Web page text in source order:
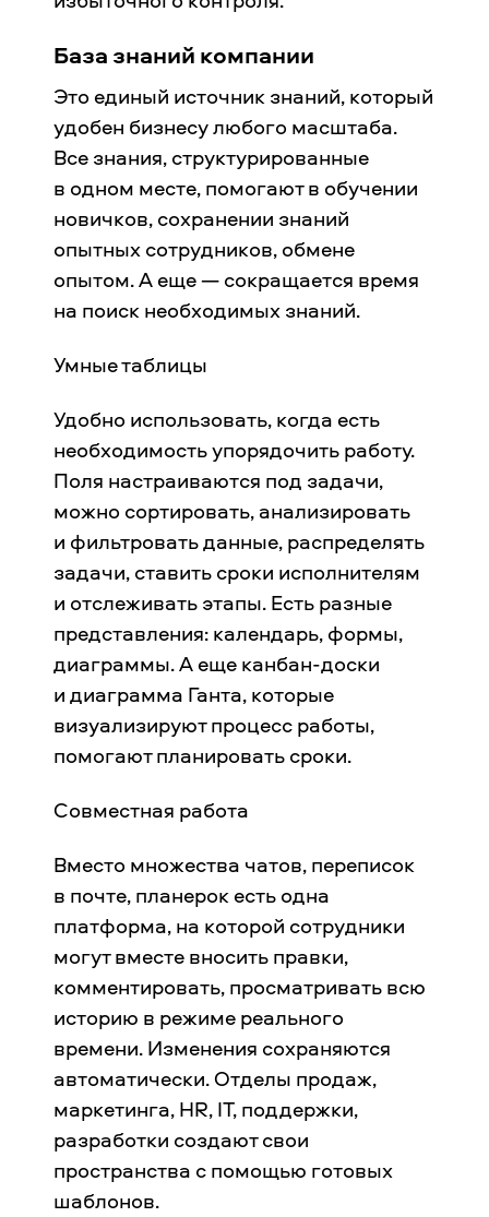
База знаний компании
Это единый источник знаний, который
удобен бизнесу любого масштаба.
Все знания, структурированные
в одном месте, помогают в обучении
новичков, сохранении знаний
опытных сотрудников, обмене
опытом. А еще — сокращается время
на поиск необходимых знаний.
Умные таблицы
Удобно использовать, когда есть
необходимость упорядочить работу.
Поля настраиваются под задачи,
можно сортировать, анализировать
и фильтровать данные, распределять
задачи, ставить сроки исполнителям
и отслеживать этапы. Есть разные
представления: календарь, формы,
диаграммы. А еще канбан-доски
и диаграмма Ганта, которые
визуализируют процесс работы,
помогают планировать сроки.
Совместная работа
Вместо множества чатов, переписок
в почте, планерок есть одна
платформа, на которой сотрудники
могут вместе вносить правки,
комментировать, просматривать всю
историю в режиме реального
времени. Изменения сохраняются
автоматически. Отделы продаж,
маркетинга, HR, IT, поддержки,
разработки создают свои
пространства с помощью готовых
шаблонов.